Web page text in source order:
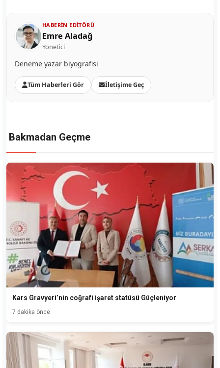
HABERIN EDITÖRÜ
Emre Aladağ
Yönetici
Deneme yazar biyografisi
Tüm Haberleri Gör İletişime Geç
Bakmadan Geçme
Kars Gravyeri’nin coğrafi işaret statüsü Güçleniyor
7 dakika önce